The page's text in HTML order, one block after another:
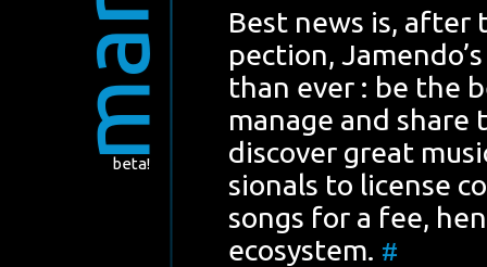
beta!
Best news is,
pec­tion,
than ever : be the
mana­ge and
disco­ver great
sio­nals to licen­se
songs for a fee,
eco­sys­tem. #